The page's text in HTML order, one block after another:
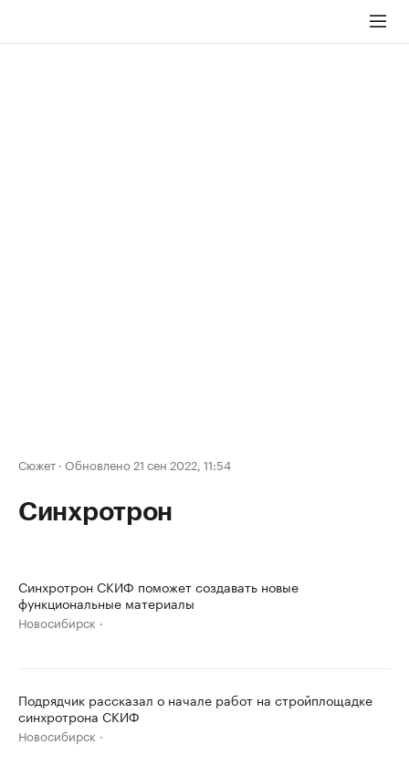
Сюжет · Обновлено 21 сен 2022, 11:54
Синхротрон
Синхротрон СКИФ поможет создавать новые
функциональные материалы
Новосибирск
Подрядчик рассказал о начале работ на стройплощадке
синхротрона СКИФ
Новосибирск